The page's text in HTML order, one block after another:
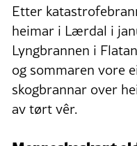
Etter
heimar i Lærdal i
Lyngbrannen i
og sommaren vore
skogbrannar over
av tørt vêr.